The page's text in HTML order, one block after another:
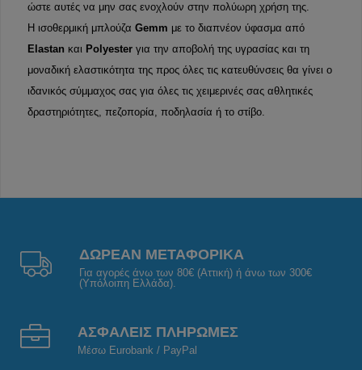
ώστε αυτές να μην σας ενοχλούν στην πολύωρη χρήση της.
Η ισοθερμική μπλούζα Gemm με το διαπνέον ύφασμα από
Elastan και Polyester για την αποβολή της υγρασίας και τη
μοναδική ελαστικότητα της προς όλες τις κατευθύνσεις θα γίνει ο
ιδανικός σύμμαχος σας για όλες τις χειμερινές σας αθλητικές
δραστηριότητες, πεζοπορία, ποδηλασία ή το στίβο.
ΔΩΡΕΑΝ ΜΕΤΑΦΟΡΙΚΑ
Για αγορές άνω των 80€ (Αττική) ή άνω των 300€
(Υπόλοιπη Ελλάδα).
ΑΣΦΑΛΕΙΣ ΠΛΗΡΩΜΕΣ
Μέσω Eurobank / PayPal